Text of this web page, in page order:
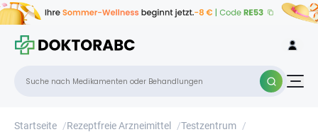
Startseite /Rezeptfreie Arzneimittel /Testzentrum /
Zuhause
×